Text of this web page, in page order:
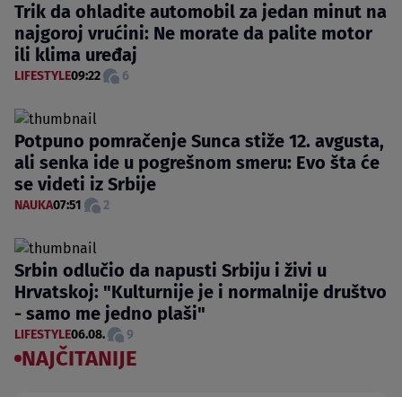
Trik da ohladite automobil za jedan minut na
najgoroj vrućini: Ne morate da palite motor
ili klima uređaj
LIFESTYLE09:22 6
Potpuno pomračenje Sunca stiže 12. avgusta,
ali senka ide u pogrešnom smeru: Evo šta će
se videti iz Srbije
NAUKA07:51 2
Srbin odlučio da napusti Srbiju i živi u
Hrvatskoj: "Kulturnije je i normalnije društvo
- samo me jedno plaši"
LIFESTYLE06.08. 9
NAJČITANIJE